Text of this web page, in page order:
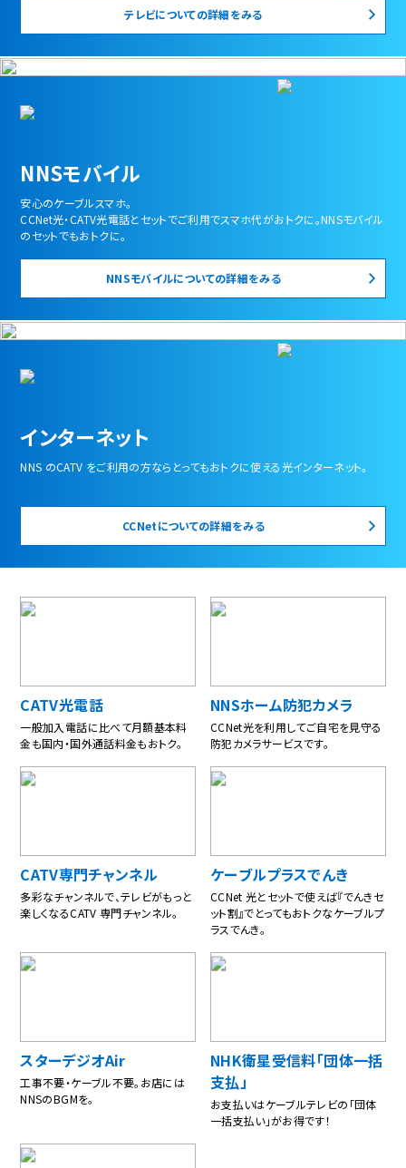
テレビについての詳細をみる
NNSモバイル
安心のケーブルスマホ。
CCNet光・CATV光電話とセットでご利用でスマホ代がおトクに。NNSモバイル
のセットでもおトクに。
NNSモバイルについての詳細をみる
インターネット
NNS のCATV をご利用の方ならとってもおトクに使える光インターネット。
CCNetについての詳細をみる
CATV光電話
一般加入電話に比べて月額基本料
金も国内・国外通話料金もおトク。
NNSホーム防犯カメラ
CCNet光を利用してご自宅を見守る
防犯カメラサービスです。
CATV専⾨チャンネル
多彩なチャンネルで、テレビがもっと
楽しくなるCATV 専門チャンネル。
ケーブルプラスでんき
CCNet 光とセットで使えば『でんきセ
ット割』でとってもおトクなケーブルプ
ラスでんき。
スターデジオAir
工事不要・ケーブル不要。お店には
NNSのBGMを。
NHK衛星受信料「団体一括
支払」
お支払いはケーブルテレビの「団体
一括支払い」がお得です！